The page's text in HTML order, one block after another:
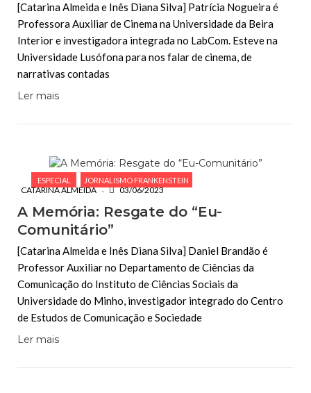
[Catarina Almeida e Inês Diana Silva] Patrícia Nogueira é
Professora Auxiliar de Cinema na Universidade da Beira
Interior e investigadora integrada no LabCom. Esteve na
Universidade Lusófona para nos falar de cinema, de
narrativas contadas
Ler mais
ESPECIAL JORNALISMO FRANKENSTEIN
CATARINA ALMEIDA 03/06/2023
A Memória: Resgate do “Eu-
Comunitário”
[Catarina Almeida e Inês Diana Silva] Daniel Brandão é
Professor Auxiliar no Departamento de Ciências da
Comunicação do Instituto de Ciências Sociais da
Universidade do Minho, investigador integrado do Centro
de Estudos de Comunicação e Sociedade
Ler mais